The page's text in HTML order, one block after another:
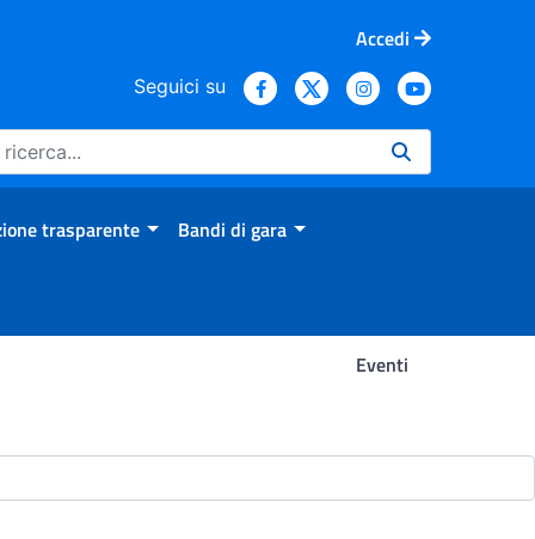
Accedi
Seguici su
trasparente Bandi di gara
Eventi